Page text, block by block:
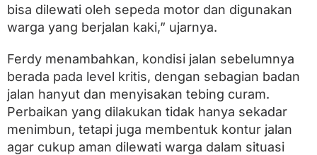
bisa dilewati oleh sepeda motor dan digunakan
warga yang berjalan kaki,” ujarnya.
Ferdy menambahkan, kondisi jalan sebelumnya
berada pada level kritis, dengan sebagian badan
jalan hanyut dan menyisakan tebing curam.
Perbaikan yang dilakukan tidak hanya sekadar
menimbun, tetapi juga membentuk kontur jalan
agar cukup aman dilewati warga dalam situasi